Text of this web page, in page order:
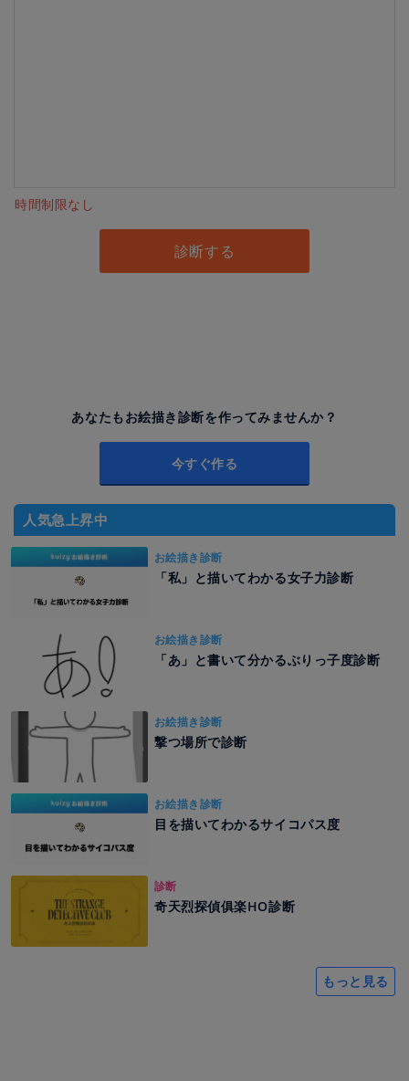
時間制限なし
診断する
あなたもお絵描き診断を作ってみませんか？
今すぐ作る
人気急上昇中
お絵描き診断
「私」と描いてわかる女子力診断
お絵描き診断
「あ」と書いて分かるぶりっ子度診断
お絵描き診断
撃つ場所で診断
お絵描き診断
目を描いてわかるサイコパス度
診断
奇天烈探偵俱楽HO診断
もっと見る